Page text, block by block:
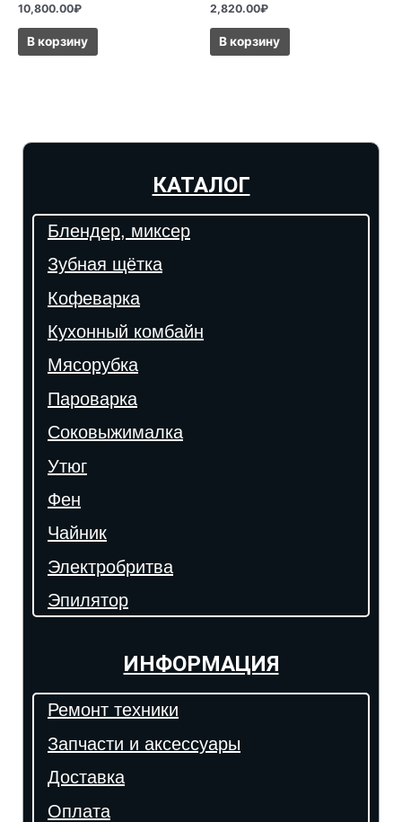
10,800.00₽
В корзину
2,820.00₽
В корзину
КАТАЛОГ
Блендер, миксер
Зубная щётка
Кофеварка
Кухонный комбайн
Мясорубка
Пароварка
Соковыжималка
Утюг
Фен
Чайник
Электробритва
Эпилятор
ИНФОРМАЦИЯ
Ремонт техники
Запчасти и аксессуары
Доставка
Оплата